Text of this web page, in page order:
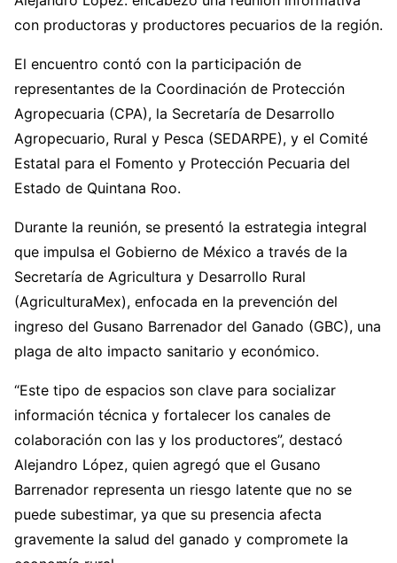
con productoras y productores pecuarios de la región.
El encuentro contó con la participación de
representantes de la Coordinación de Protección
Agropecuaria (CPA), la Secretaría de Desarrollo
Agropecuario, Rural y Pesca (SEDARPE), y el Comité
Estatal para el Fomento y Protección Pecuaria del
Estado de Quintana Roo.
Durante la reunión, se presentó la estrategia integral
que impulsa el Gobierno de México a través de la
Secretaría de Agricultura y Desarrollo Rural
(AgriculturaMex), enfocada en la prevención del
ingreso del Gusano Barrenador del Ganado (GBC), una
plaga de alto impacto sanitario y económico.
“Este tipo de espacios son clave para socializar
información técnica y fortalecer los canales de
colaboración con las y los productores”, destacó
Alejandro López, quien agregó que el Gusano
Barrenador representa un riesgo latente que no se
puede subestimar, ya que su presencia afecta
gravemente la salud del ganado y compromete la